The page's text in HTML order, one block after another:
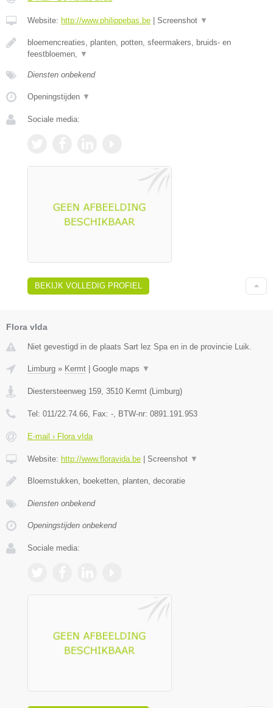
Website: http://www.philippebas.be Screenshot ▼
bloemencreaties, planten, potten, sfeermakers, bruids- en
feestbloemen, ▼
Diensten onbekend
Openingstijden ▼
Sociale media:
BEKIJK VOLLEDIG PROFIEL
Flora vIda
Niet gevestigd in de plaats Sart lez Spa en in de provincie Luik.
Limburg » Kermt Google maps ▼
Diestersteenweg 159, 3510 Kermt (Limburg)
Tel: 011/22.74.66, Fax: -, BTW-nr: 0891.191.953
E-mail › Flora vIda
Website: http://www.floravida.be Screenshot ▼
Bloemstukken, boeketten, planten, decoratie
Diensten onbekend
Openingstijden onbekend
Sociale media: